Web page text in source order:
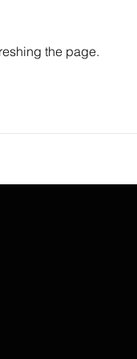
ร
โต
หนุน
the page.